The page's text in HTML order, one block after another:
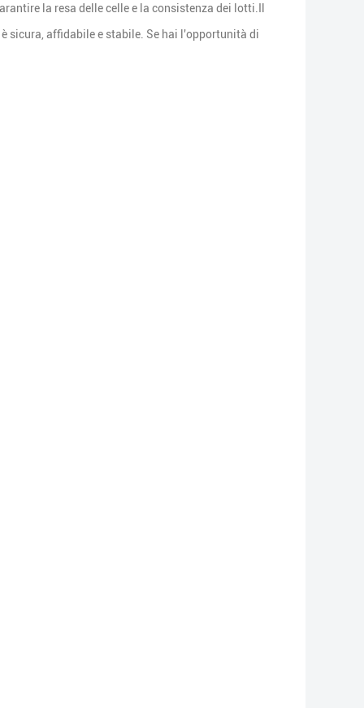
la resa delle celle e la consistenza dei lotti.Il
sicura, affidabile e stabile. Se hai l'opportunità di